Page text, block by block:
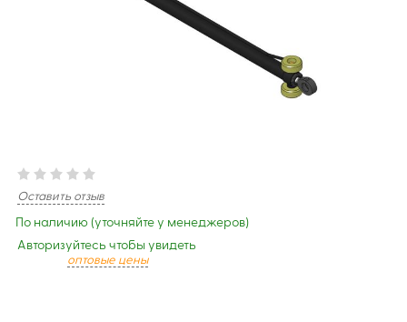
Оставить отзыв
По наличию (уточняйте у менеджеров)
Авторизуйтесь чтобы увидеть
оптовые цены